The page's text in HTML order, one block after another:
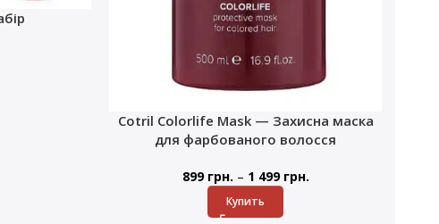
Cotril Colorlife Mask — Захисна маска
для фарбованого волосся
899 грн. – 1 499 грн.
Купить